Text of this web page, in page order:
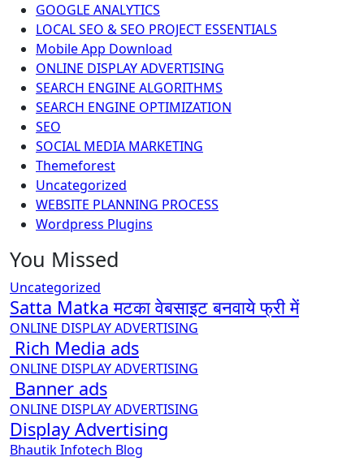
GOOGLE ANALYTICS
LOCAL SEO & SEO PROJECT ESSENTIALS
Mobile App Download
ONLINE DISPLAY ADVERTISING
SEARCH ENGINE ALGORITHMS
SEARCH ENGINE OPTIMIZATION
SEO
SOCIAL MEDIA MARKETING
Themeforest
Uncategorized
WEBSITE PLANNING PROCESS
Wordpress Plugins
You Missed
Uncategorized
Satta Matka मटका वेबसाइट बनवाये फ्री में
ONLINE DISPLAY ADVERTISING
Rich Media ads
ONLINE DISPLAY ADVERTISING
Banner ads
ONLINE DISPLAY ADVERTISING
Display Advertising
Bhautik Infotech Blog